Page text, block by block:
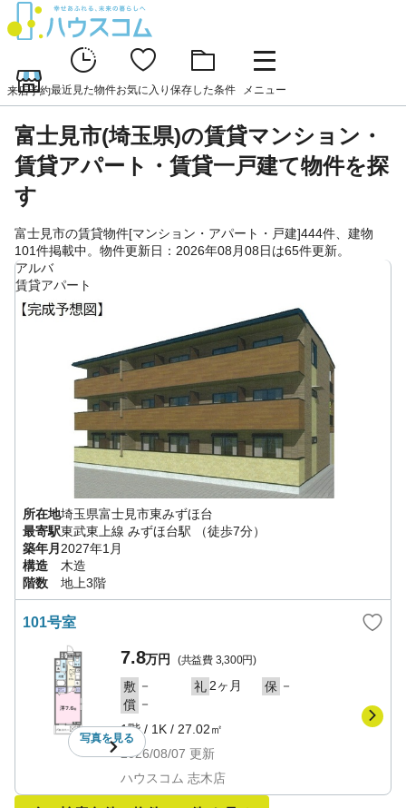
来店予約最近見た物件お気に入り 保存した条件 メニュー
富士見市(埼玉県)の賃貸マンション・
賃貸アパート・賃貸一戸建て物件を探
す
富士見市の賃貸物件[マンション・アパート・戸建]444件、建物
101件掲載中。物件更新日：2026年08月08日は65件更新。
アルバ
賃貸アパート
所在地埼玉県富士見市東みずほ台
最寄駅東武東上線 みずほ台駅
（徒歩7分）
築年月 2027年1月
構造
木造
階数
地上3階
101号室
写真を見る
7.8万円 (共益費 3,300円)
敷 － 礼2ヶ月 保 －
償 －
1階/ 1K / 27.02㎡
2026/08/07 更新
ハウスコム 志木店